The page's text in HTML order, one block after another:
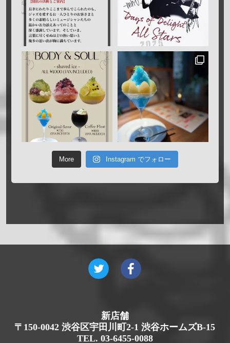
More Instagram でフォロー
新店舗
〒150-0042 渋谷区宇田川町2-1 渋谷ホームズB-15
TEL. 03-6455-0088